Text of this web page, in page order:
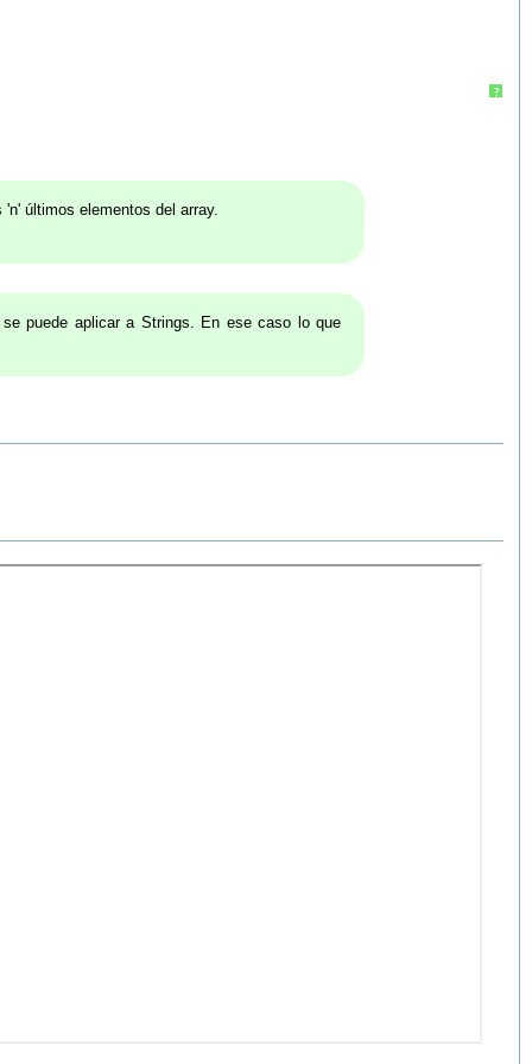
?
últimos elementos del array.
puede aplicar a Strings. En ese caso lo que